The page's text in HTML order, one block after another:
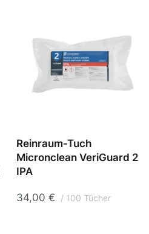
Reinraum-Tuch
Micronclean VeriGuard 2
IPA
34,00 € 100 Tücher